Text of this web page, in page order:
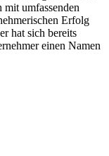
umfassenden
Erfolg
hat sich bereits
einen Namen